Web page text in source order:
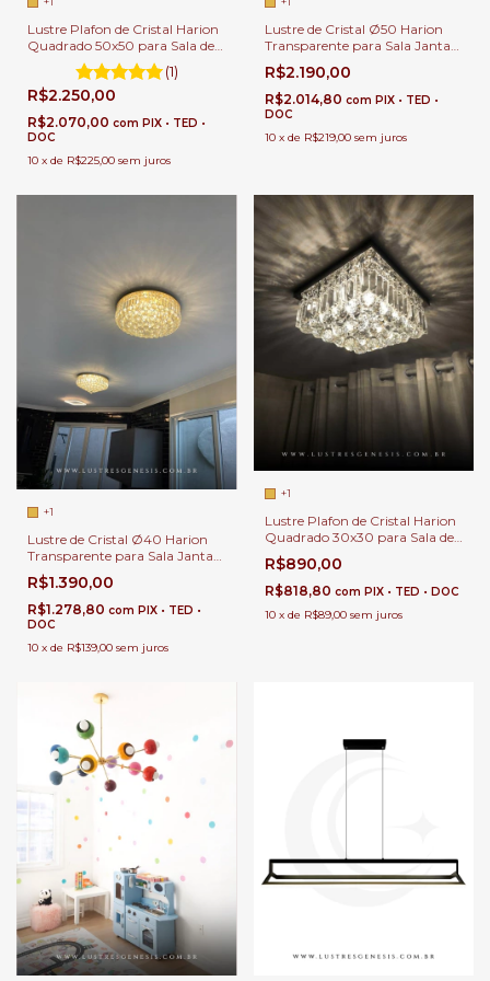
Lustre Plafon de Cristal Harion
Quadrado 50x50 para Sala de
Jantar | Sala de Estar | Quartos
| Hall de Entrada
(1)
R$2.250,00
R$2.070,00 com PIX • TED •
DOC
10 x de R$225,00 sem juros
Lustre de Cristal Ø50 Harion
Transparente para Sala Jantar |
Sala de Estar | Hall de Entrada |
Quartos
R$2.190,00
R$2.014,80 com PIX • TED •
DOC
10 x de R$219,00 sem juros
+1
Lustre de Cristal Ø40 Harion
Transparente para Sala Jantar |
Sala de Estar | Hall de Entrada |
Quartos
R$1.390,00
R$1.278,80 com PIX • TED •
DOC
10 x de R$139,00 sem juros
+1
Lustre Plafon de Cristal Harion
Quadrado 30x30 para Sala de
Jantar | Sala de Estar | Quartos
| Hall de Entrada
R$890,00
R$818,80 com PIX • TED • DOC
10 x de R$89,00 sem juros